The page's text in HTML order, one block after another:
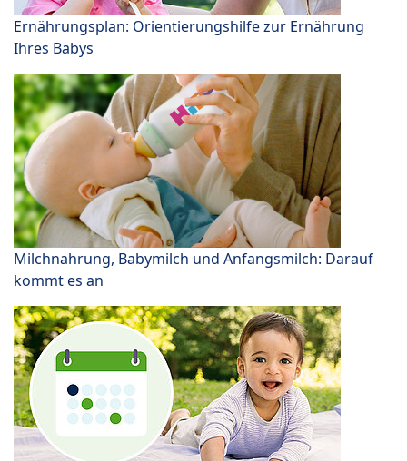
Ernährungsplan: Orientierungshilfe zur Ernährung
Ihres Babys
Milchnahrung, Babymilch und Anfangsmilch: Darauf
kommt es an